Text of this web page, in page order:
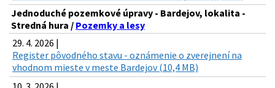
Jednoduché pozemkové úpravy - Bardejov, lokalita -
Stredná hura / Pozemky a lesy
29. 4. 2026 |
Register pôvodného stavu - oznámenie o zverejnení na
vhodnom mieste v meste Bardejov (10,4 MB)